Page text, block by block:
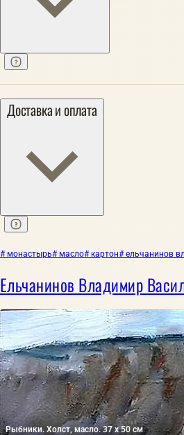
Доставка и оплата
# монастырь# масло# картон# ельчанинов
Ельчанинов Владимир
Рыбники. Холст, масло. 37 х 50 см